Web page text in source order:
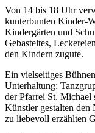
Von 14 bis 18 Uhr
kunterbunten Kinder-
Kindergärten und
Gebasteltes,
den Kindern zugute.
Ein vielseitiges
Unterhaltung:
der Pfarrei St.
Künstler gestalten den
zu liebevoll erzählten